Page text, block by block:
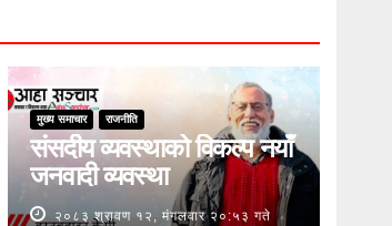
मुख्य समाचार राजनीति
संसदीय व्यवस्थाको विकल्प नयाँ
जनवादी व्यवस्था
२०८३ श्रावण १२, मंगलवार २०:५३ गते